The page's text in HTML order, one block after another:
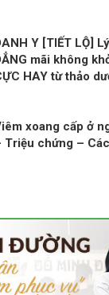
Y [TIẾT LỘ]
mãi không
HAY từ thảo
xoang cấp ở
Triệu chứng –